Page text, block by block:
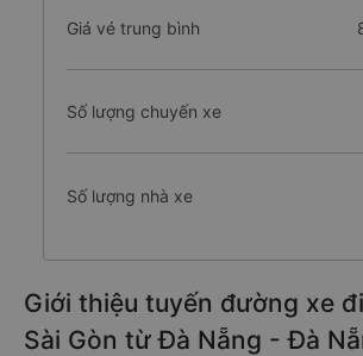
Giá vé trung bình
Số lượng chuyến xe
Số lượng nhà xe
Giới thiệu tuyến đường xe
Sài Gòn từ Đà Nẵng - Đà